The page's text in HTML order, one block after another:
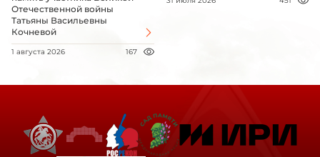
Отечественной войны
Татьяны Васильевны
Кочневой
1 августа 2026 167